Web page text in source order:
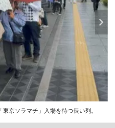
「東京ソラマチ」入場を待つ長い列。